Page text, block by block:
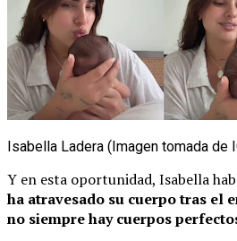
Isabella Ladera (Imagen tomada de
Y en esta oportunidad, Isabella
ha atravesado su cuerpo tras el
no siempre hay cuerpos